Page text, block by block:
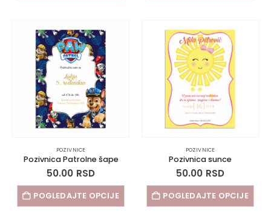
POZIVNICE
Pozivnica Patrolne šape
50.00 RSD
POGLEDAJTE OPCIJE
POZIVNICE
Pozivnica sunce
50.00 RSD
POGLEDAJTE OPCIJE